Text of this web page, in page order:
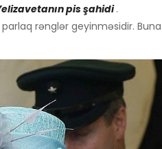
pis şahidi.
rənglər geyinməsidir. Buna